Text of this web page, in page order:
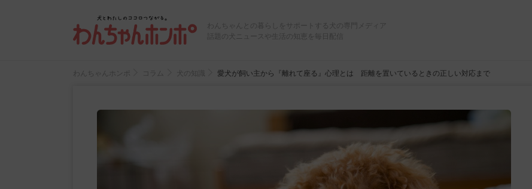
わんちゃんとの暮らしをサポートする犬の専門メディア
話題の犬ニュースや生活の知恵を毎日配信
わんちゃんホンポ コラム 犬の知識 愛犬が飼い主から『離れて座る』心理とは 距離を置いているときの正しい対応まで